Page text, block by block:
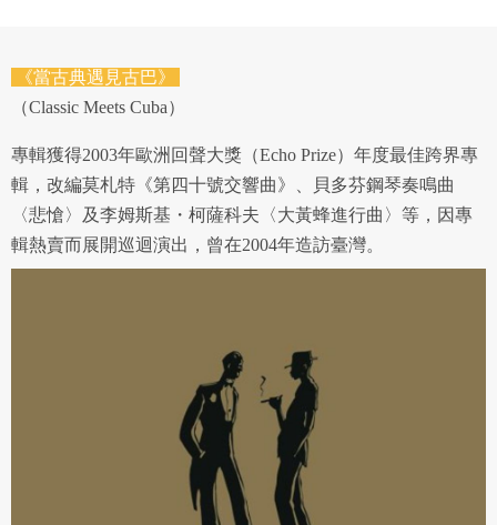
《當古典遇見古巴》
（Classic Meets Cuba）
專輯獲得2003年歐洲回聲大獎（Echo Prize）年度最佳跨界專
輯，改編莫札特《第四十號交響曲》、貝多芬鋼琴奏鳴曲
〈悲愴〉及李姆斯基・柯薩科夫〈大黃蜂進行曲〉等，因專
輯熱賣而展開巡迴演出，曾在2004年造訪臺灣。